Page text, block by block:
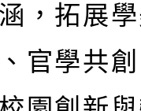
，拓展
官學共